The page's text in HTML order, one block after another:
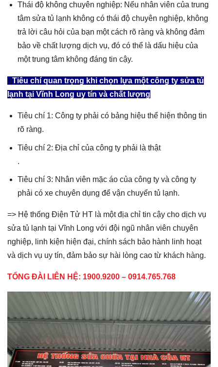
Thái độ không chuyên nghiệp: Nếu nhân viên của trung
tâm sửa tủ lạnh không có thái độ chuyên nghiệp, không
trả lời câu hỏi của bạn một cách rõ ràng và không đảm
bảo về chất lượng dịch vụ, đó có thể là dấu hiệu của
một trung tâm không đáng tin cậy.
Tiêu chí quan trọng khi chọn lựa một công ty sửa tủ
lạnh tại Vĩnh Long uy tín và chất lượng
Tiêu chí 1: Công ty phải có bảng hiệu thể hiện thông tin
rõ ràng.
Tiêu chí 2: Địa chỉ của công ty phải là thật
.
Tiêu chí 3: Nhân viên mặc áo của công ty và công ty
phải có xe chuyên dụng để vận chuyển tủ lạnh.
=> Hệ thống Điện Tử HT là một địa chỉ tin cậy cho dịch vụ
sửa tủ lạnh tại Vĩnh Long với đội ngũ nhân viên chuyên
nghiệp, linh kiện hiện đại, chính sách bảo hành linh hoạt
và dịch vụ uy tín, đảm bảo sự hài lòng cao từ khách hàng.
TỔNG ĐÀI LIÊN HỆ: 1900.9200 – 0914.765.768